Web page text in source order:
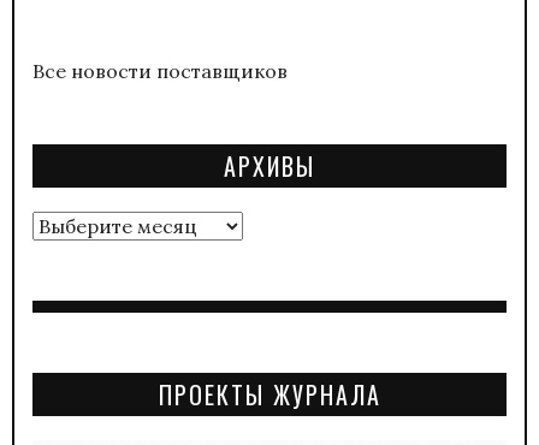
Все новости поставщиков
АРХИВЫ
Архивы
ПРОЕКТЫ ЖУРНАЛА